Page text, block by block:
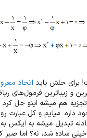
برای حلش باید اتحاد
و زیباترین فرمول‌های
هم میشه اینو حل کرد
داره. میایم و کل
تبدیل میشه به ایکس
ساده شد، نه؟ اما صبر